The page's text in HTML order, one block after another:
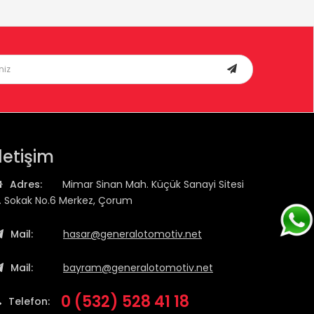
Adres:
Mimar Sinan Mah. Küçük Sanayi Sitesi
Sokak No.6 Merkez, Çorum
Mail: hasar@generalotomotiv.net
Mail: bayram@generalotomotiv.net
Telefon: 0 (532) 528 41 18